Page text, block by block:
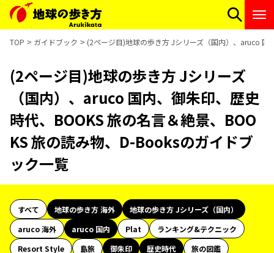
TOP ガイドブック (2ページ目)地球の歩き方 Jシリーズ（国内）、aruco
(2ページ目)地球の歩き方 Jシリーズ
（国内）、aruco 国内、御朱印、歴史
時代、BOOKS 旅の名言＆絶景、BOO
KS 旅の読み物、D-Booksのガイドブ
ック一覧
すべて 地球の歩き方 海外
地球の歩き方 Jシリーズ（国内）
aruco 海外
aruco 国内 Plat
ランキング&テクニック
Resort Style
島旅 御朱印 歴史時代
旅の図鑑